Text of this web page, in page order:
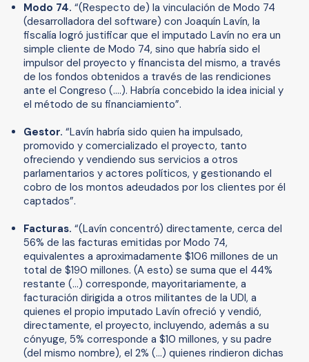
Modo 74. “(Respecto de) la vinculación de Modo 74
(desarrolladora del software) con Joaquín Lavín, la
fiscalía logró justificar que el imputado Lavín no era un
simple cliente de Modo 74, sino que habría sido el
impulsor del proyecto y financista del mismo, a través
de los fondos obtenidos a través de las rendiciones
ante el Congreso (….). Habría concebido la idea inicial y
el método de su financiamiento”.
Gestor. “Lavín habría sido quien ha impulsado,
promovido y comercializado el proyecto, tanto
ofreciendo y vendiendo sus servicios a otros
parlamentarios y actores políticos, y gestionando el
cobro de los montos adeudados por los clientes por él
captados”.
Facturas. “(Lavín concentró) directamente, cerca del
56% de las facturas emitidas por Modo 74,
equivalentes a aproximadamente $106 millones de un
total de $190 millones. (A esto) se suma que el 44%
restante (…) corresponde, mayoritariamente, a
facturación dirigida a otros militantes de la UDI, a
quienes el propio imputado Lavín ofreció y vendió,
directamente, el proyecto, incluyendo, además a su
cónyuge, 5% corresponde a $10 millones, y su padre
(del mismo nombre), el 2% (…) quienes rindieron dichas